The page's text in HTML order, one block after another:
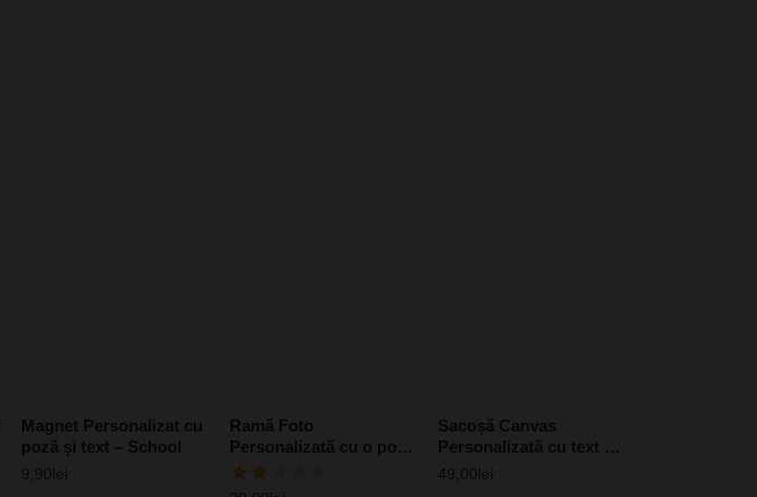
Magnet Personalizat cu
poză și text – School
9,90lei
Ramă Foto
Personalizată cu o poză
10×15 cm – Albastru
Sacoșă Canvas
Personalizată cu text –
Mesaj pentru Nașa
49,00lei